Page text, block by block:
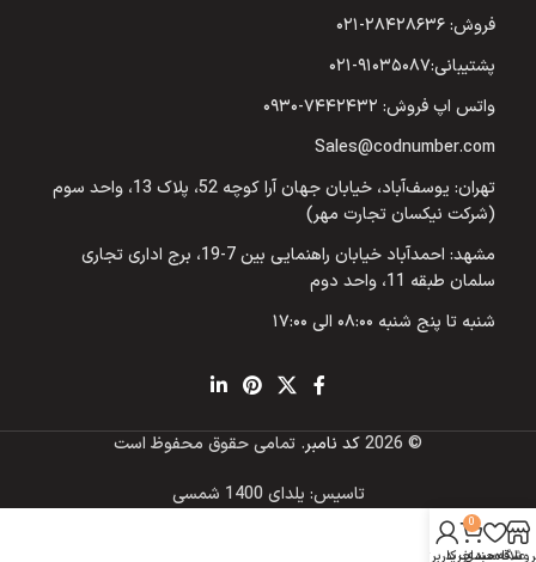
فروش: ۲۸۴۲۸۶۳۶-۰۲۱
پشتیبانی:۹۱۰۳۵۰۸۷-۰۲۱
واتس اپ فروش: ۷۴۴۲۴۳۲-۰۹۳۰
Sales@codnumber.com
تهران: یوسف‌آباد، خیابان جهان آرا کوچه 52، پلاک 13، واحد سوم
(شرکت نیکسان تجارت مهر)
مشهد: احمدآباد خیابان راهنمایی بین 7-19، برج اداری تجاری
سلمان طبقه 11، واحد دوم
شنبه تا پنج شنبه ۰۸:۰۰ الی ۱۷:۰۰
© 2026 کد نامبر. تمامی حقوق محفوظ است
تاسیس: یلدای 1400 شمسی
علاقه مندی
0
سبد خرید
حساب کاربری من